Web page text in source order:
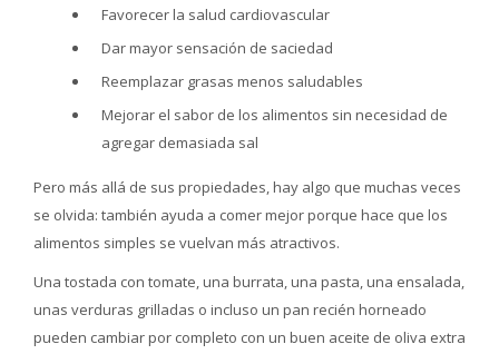
Favorecer la salud cardiovascular
Dar mayor sensación de saciedad
Reemplazar grasas menos saludables
Mejorar el sabor de los alimentos sin necesidad de
agregar demasiada sal
Pero más allá de sus propiedades, hay algo que muchas veces
se olvida: también ayuda a comer mejor porque hace que los
alimentos simples se vuelvan más atractivos.
Una tostada con tomate, una burrata, una pasta, una ensalada,
unas verduras grilladas o incluso un pan recién horneado
pueden cambiar por completo con un buen aceite de oliva extra